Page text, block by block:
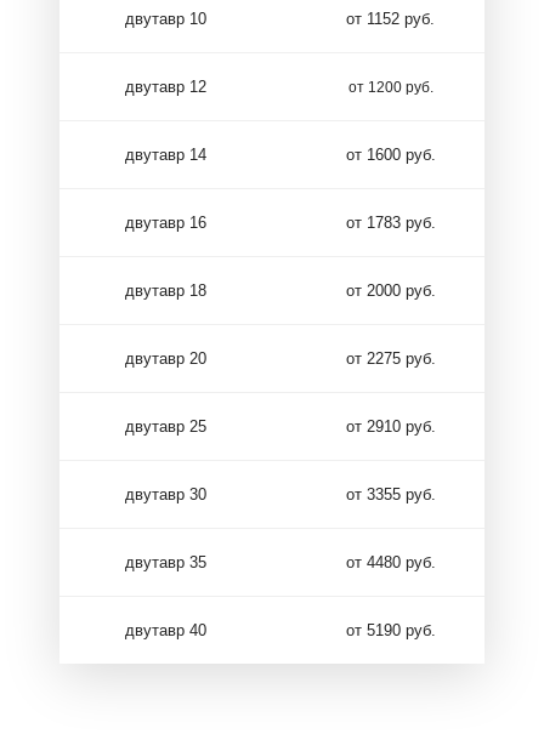
двутавр 10 от 1152 руб.
двутавр 12 от 1200 руб.
двутавр 14 от 1600 руб.
двутавр 16 от 1783 руб.
двутавр 18 от 2000 руб.
двутавр 20 от 2275 руб.
двутавр 25 от 2910 руб.
двутавр 30 от 3355 руб.
двутавр 35 от 4480 руб.
двутавр 40 от 5190 руб.